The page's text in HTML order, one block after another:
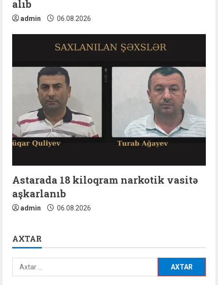
alıb
admin 06.08.2026
Astarada 18 kiloqram narkotik vasitə
aşkarlanıb
admin 06.08.2026
AXTAR
Axtarış: